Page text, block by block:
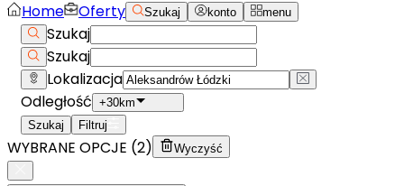
Home Oferty Szukaj konto menu
Szukaj
Szukaj
Lokalizacja
Odległość +30km
Szukaj
Filtruj
WYBRANE OPCJE (2) Wyczyść